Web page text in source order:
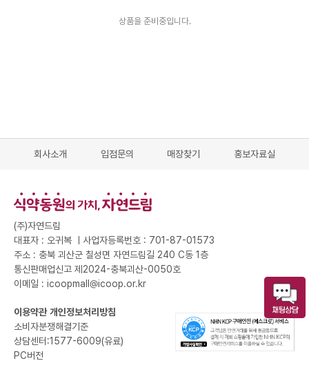
상품을 준비중입니다.
회사소개 입점문의 매장찾기 홍보자료실
(주)자연드림
대표자 : 오귀복 ㅣ 사업자등록번호 : 701-87-01573
주소 : 충북 괴산군 칠성면 자연드림길 240 C동 1층
통신판매업신고 제2024-충북괴산-0050호
이메일 : icoopmall@icoop.or.kr
이용약관 개인정보처리방침
소비자분쟁해결기준
상담센터:1577-6009(유료)
PC버전